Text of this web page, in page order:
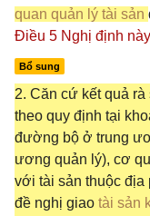
quan quản lý tài sản
Điều 5 Nghị định này
Bổ sung
2. Căn cứ kết quả
theo quy định tại
đường bộ ở trung
ương quản lý), cơ
với tài sản thuộc
đề nghị giao tài sản